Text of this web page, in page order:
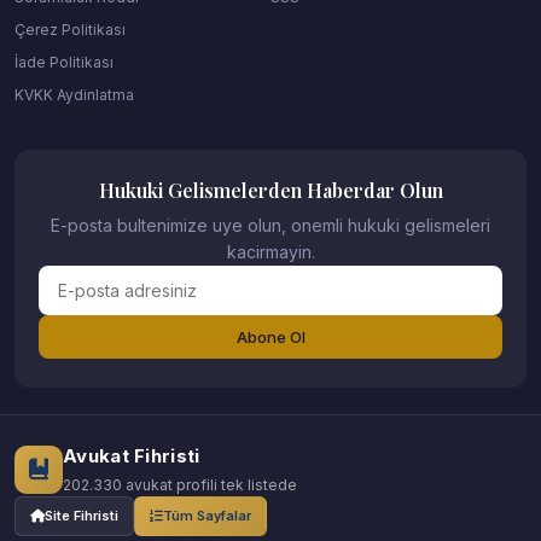
Çerez Politikası
İade Politikası
KVKK Aydinlatma
Hukuki Gelismelerden Haberdar Olun
E-posta bultenimize uye olun, onemli hukuki gelismeleri
kacirmayin.
Abone Ol
Avukat Fihristi
202.330 avukat profili tek listede
Site Fihristi Tüm Sayfalar